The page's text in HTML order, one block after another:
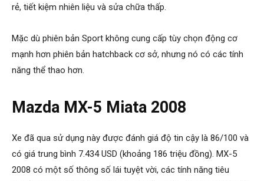
rẻ, tiết kiệm nhiên liệu và sửa chữa thấp.
Mặc dù phiên bản Sport không cung cấp tùy chọn động cơ
mạnh hơn phiên bản hatchback cơ sở, nhưng nó có các tính
năng thể thao hơn.
Mazda MX-5 Miata 2008
Xe đã qua sử dụng này được đánh giá độ tin cậy là 86/100 và
có giá trung bình 7.434 USD (khoảng 186 triệu đồng). MX-5
2008 có một số thông số lái tuyệt vời, các tính năng tiêu